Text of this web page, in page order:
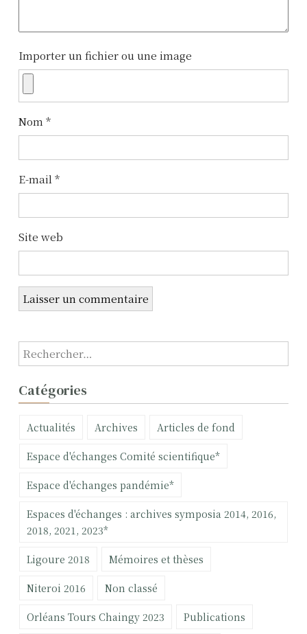
l
e
Importer un fichier ou une image
Nom *
E-mail*
Site web
R
e
h
Catégories
Actualités Archives Articles de fond
Espace d'échanges Comité scientifique*
Espace d'échanges pandémie*
Espaces d'échanges : archives symposia 2014, 2016,
2018, 2021, 2023*
Ligoure 2018 Mémoires et thèses
Niteroi 2016 Non classé
Orléans Tours Chaingy 2023 Publications